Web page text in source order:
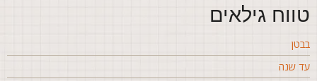
גילאים
שנה